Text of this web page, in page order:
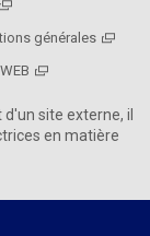
générales
site externe, il
en matière